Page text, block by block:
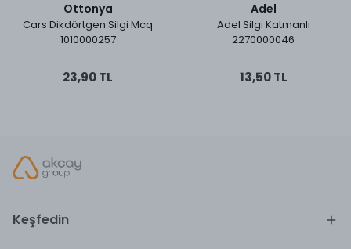
Ottonya
Cars Dikdörtgen Silgi Mcq
1010000257
23,90 TL
Adel
Adel Silgi Katmanlı
2270000046
13,50 TL
Keşfedin